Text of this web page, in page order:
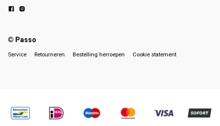
© Passo
Service Retourneren Bestelling herroepen Cookie statement